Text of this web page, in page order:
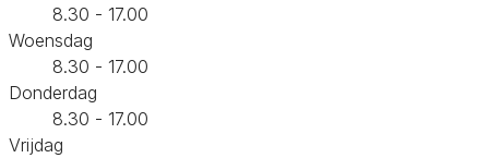
8.30 - 17.00
Woensdag
8.30 - 17.00
Donderdag
8.30 - 17.00
Vrijdag